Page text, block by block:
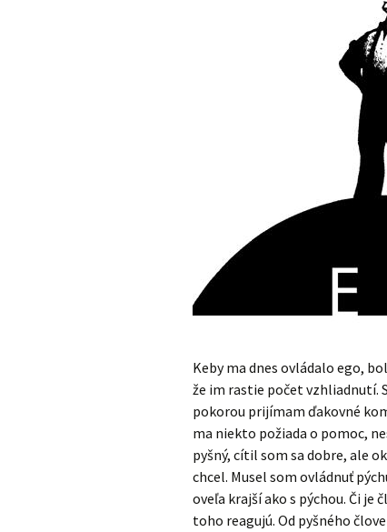
Keby ma dnes ovládalo ego,
že im rastie počet vzhliadnutí.
pokorou prijímam ďakovné
ma niekto požiada o pomoc,
pyšný, cítil som sa dobre, ale
chcel. Musel som ovládnuť
oveľa krajší ako s pýchou. Či je
toho reagujú. Od pyšného